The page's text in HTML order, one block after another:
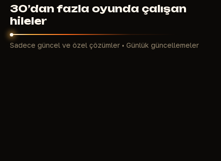
30’dan fazla oyunda çalışan
hileler
Sadece güncel ve özel çözümler • Günlük güncellemeler